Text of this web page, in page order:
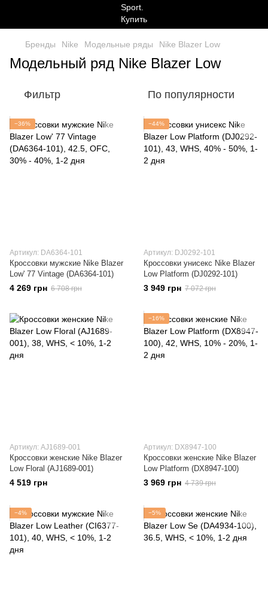
Бренды Nike Модельные ряды Nike Blazer Low
Модельный ряд Nike Blazer Low
Фильтр По популярности
−36%
Артикул: DA6364-101
Кроссовки мужские Nike Blazer
Low' 77 Vintage (DA6364-101)
4 269 грн 6 708 грн
−44%
Артикул: DJ0292-101
Кроссовки унисекс Nike Blazer
Low Platform (DJ0292-101)
3 949 грн 7 072 грн
Артикул: AJ1689-001
Кроссовки женские Nike Blazer
Low Floral (AJ1689-001)
4 519 грн
−16%
Артикул: DX8947-100
Кроссовки женские Nike Blazer
Low Platform (DX8947-100)
3 969 грн 4 739 грн
−4% −5%